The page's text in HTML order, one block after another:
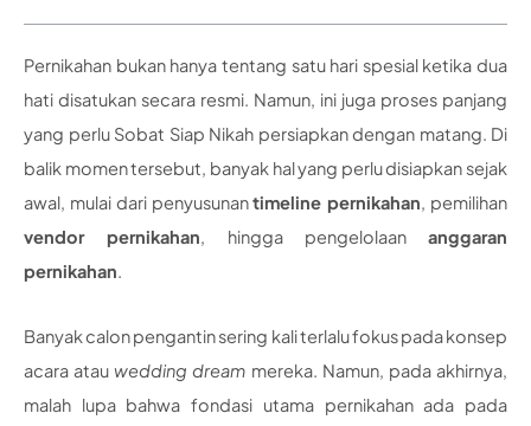
Pernikahan bukan hanya tentang satu hari spesial ketika dua
hati disatukan secara resmi. Namun, ini juga proses panjang
yang perlu Sobat Siap Nikah persiapkan dengan matang. Di
balik momen tersebut, banyak hal yang perlu disiapkan sejak
awal, mulai dari penyusunantimeline pernikahan, pemilihan
vendor pernikahan, hingga pengelolaan anggaran
pernikahan.
Banyak calon pengantin sering kali terlalu fokus pada konsep
acara atauwedding dream mereka. Namun, pada akhirnya,
malah lupa bahwa fondasi utama pernikahan ada pada